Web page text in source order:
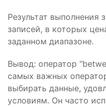
Результат выполнения
записей, в которых
заданном диапазоне.
Вывод: оператор
самых важных
выбирать данные,
условиям. Он часто